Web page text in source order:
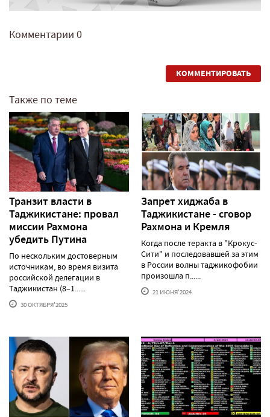
Комментарии 0
КОММЕНТИРОВАТЬ
Также по теме
Транзит власти в
Таджикистане: провал
миссии Рахмона
убедить Путина
По нескольким достоверным
источникам, во время визита
российской делегации в
Таджикистан (8–1......
30 ОКТЯБРЯ'2025
Запрет хиджаба в
Таджикистане - сговор
Рахмона и Кремля
Когда после теракта в "Крокус-
Сити" и последовавшей за этим
в России волны таджикофобии
произошла п......
21 ИЮНЯ'2024